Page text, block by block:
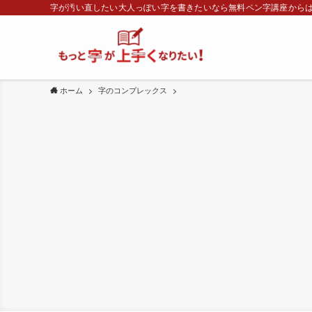
字が汚い直したい大人っぽい字を書きたいなら無料ペン字講座から
ホーム 字のコンプレックス